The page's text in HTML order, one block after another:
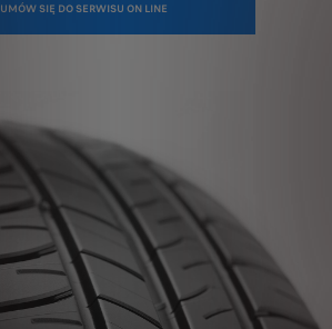
UMÓW SIĘ DO SERWISU ON LINE